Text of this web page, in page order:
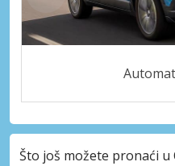
Što još možete pronaći u